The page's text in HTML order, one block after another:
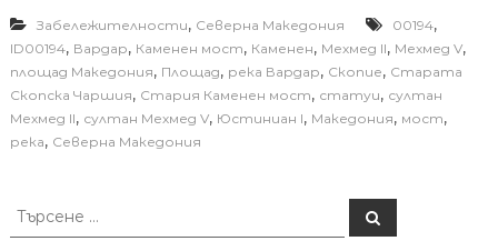
Забележителности, Северна Македония 00194,
ID00194, Вардар, Каменен мост, Каменен, Мехмед II, Мехмед V,
площад Македония, Площад, река Вардар, Скопие, Старата
Скопска Чаршия, Стария Каменен мост, статуи, султан
Мехмед II, султан Мехмед V, Юстиниан I, Македония, мост,
река, Северна Македония
Т
Т
ъ